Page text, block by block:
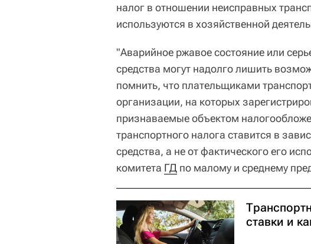
налог в отношении неисправных
используются в хозяйственной
"Аварийное ржавое состояние или
средства могут надолго лишить
помнить, что плательщиками
организации, на которых
признаваемые объектом
транспортного налога ставится в
средства, а не от фактического его
комитета ГД по малому и среднему
ставки и